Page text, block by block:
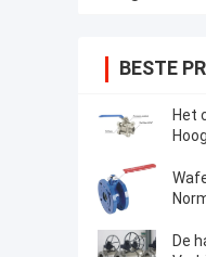
BESTE
Het
Ss
De